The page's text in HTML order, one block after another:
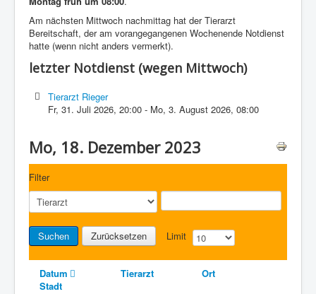
Am nächsten Mittwoch nachmittag hat der Tierarzt
Bereitschaft, der am vorangegangenen Wochenende Notdienst
hatte (wenn nicht anders vermerkt).
letzter Notdienst (wegen Mittwoch)
Tierarzt Rieger
Fr, 31. Juli 2026,20:00 - Mo, 3. August 2026,08:00
Mo, 18. Dezember 2023
Filter
Suchen Zurücksetzen Limit
Datum Tierarzt
Ort
Stadt